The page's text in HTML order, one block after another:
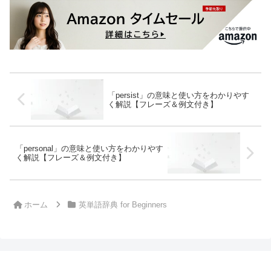
「persist」の意味と使い方をわかりやす
く解説【フレーズ＆例文付き】
「personal」の意味と使い方をわかりやす
く解説【フレーズ＆例文付き】
ホーム 英単語辞典 for Beginners